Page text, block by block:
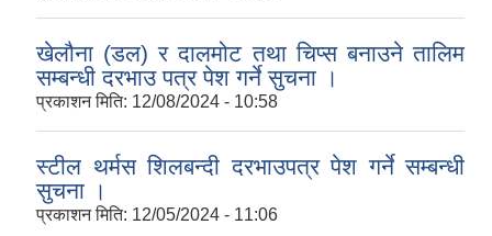
खेलौना (डल) र दालमोट तथा चिप्स बनाउने तालिम
सम्बन्धी दरभाउ पत्र पेश गर्ने सुचना ।
प्रकाशन मिति: 12/08/2024 - 10:58
स्टील थर्मस शिलबन्दी दरभाउपत्र पेश गर्ने सम्बन्धी
सुचना ।
प्रकाशन मिति: 12/05/2024 - 11:06